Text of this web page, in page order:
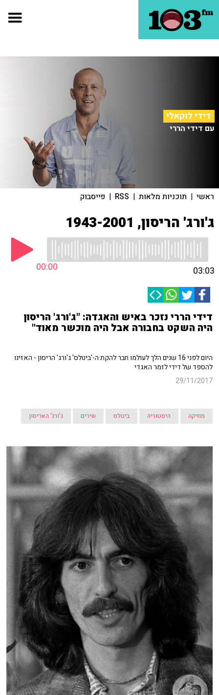
דידי לוקאלי
עם דידי הררי
ראשי | תוכניות מלאות |
RSS
| פייסבוק
ג'ורג' הריסון, 1943-2001
00:00 03:03
דידי הררי נזכר באיש והאגדה: "ג'ורג' הריסון
היה השקט בחבורה אבל היה מוכשר מאוד"
היום לפני 16 שנים הלך לעולמו חבר להקת ה-'ביטלס' ג'ורג' הריסון - האזינו
להספד של דידי לזמר האגדי
29/11/2017
מוזיקה היסטוריה ביטלס שירים ג'ורג' האריסון